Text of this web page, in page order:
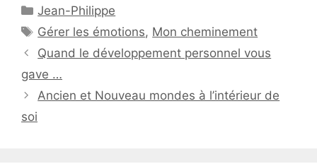
Catégories
Jean-Philippe
Étiquettes
Gérer les émotions, Mon cheminement
Quand le développement personnel vous
gave …
Ancien et Nouveau mondes à l’intérieur de
soi